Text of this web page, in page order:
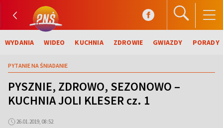
WYDANIA WIDEO KUCHNIA ZDROWIE GWIAZDY PORADY
PYTANIE NA ŚNIADANIE
PYSZNIE, ZDROWO, SEZONOWO –
KUCHNIA JOLI KLESER cz. 1
26.01.2019, 08:52